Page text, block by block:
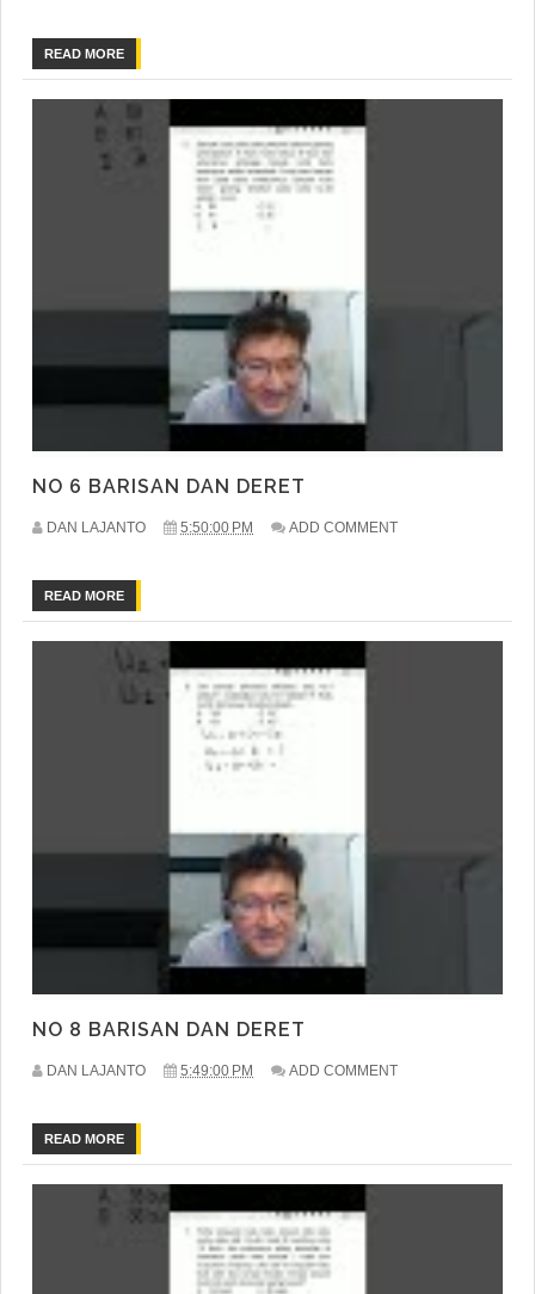
READ MORE
NO 6 BARISAN DAN DERET
DAN LAJANTO 5:50:00 PM ADD COMMENT
READ MORE
NO 8 BARISAN DAN DERET
DAN LAJANTO 5:49:00 PM ADD COMMENT
READ MORE